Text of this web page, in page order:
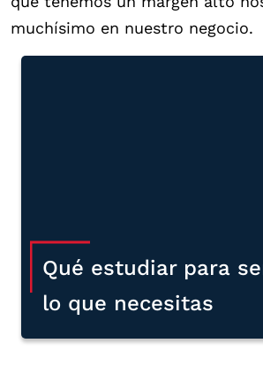
muchísimo en nuestro negocio.
Qué estudiar para
lo que necesitas